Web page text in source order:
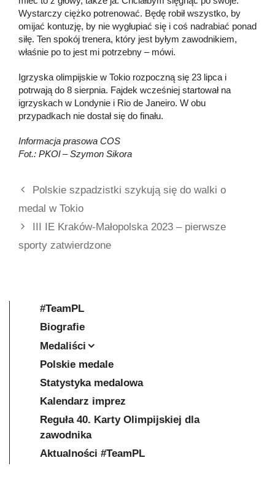
Wystarczy ciężko potrenować. Będę robił wszystko, by
omijać kontuzję, by nie wygłupiać się i coś nadrabiać ponad
siłę. Ten spokój trenera, który jest byłym zawodnikiem,
właśnie po to jest mi potrzebny – mówi.
Igrzyska olimpijskie w Tokio rozpoczną się 23 lipca i
potrwają do 8 sierpnia. Fajdek wcześniej startował na
igrzyskach w Londynie i Rio de Janeiro. W obu
przypadkach nie dostał się do finału.
Informacja prasowa COS
Fot.: PKOl – Szymon Sikora
Polskie szpadzistki szykują się do walki o
medal w Tokio
III IE Kraków-Małopolska 2023 – pierwsze
sporty zatwierdzone
#TeamPL
Biografie
Medaliści
Polskie medale
Statystyka medalowa
Kalendarz imprez
Reguła 40. Karty Olimpijskiej dla
zawodnika
Aktualności #TeamPL